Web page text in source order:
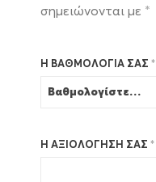
σημειώνονται με *
Η ΒΑΘΜΟΛΟΓΊΑ ΣΑΣ *
Η ΑΞΙΟΛΌΓΗΣΉ ΣΑΣ *